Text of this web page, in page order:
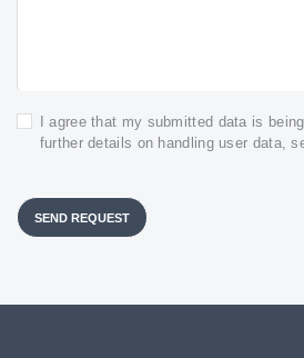
I agree that my submitted data is
further details on handling user data,
SEND REQUEST